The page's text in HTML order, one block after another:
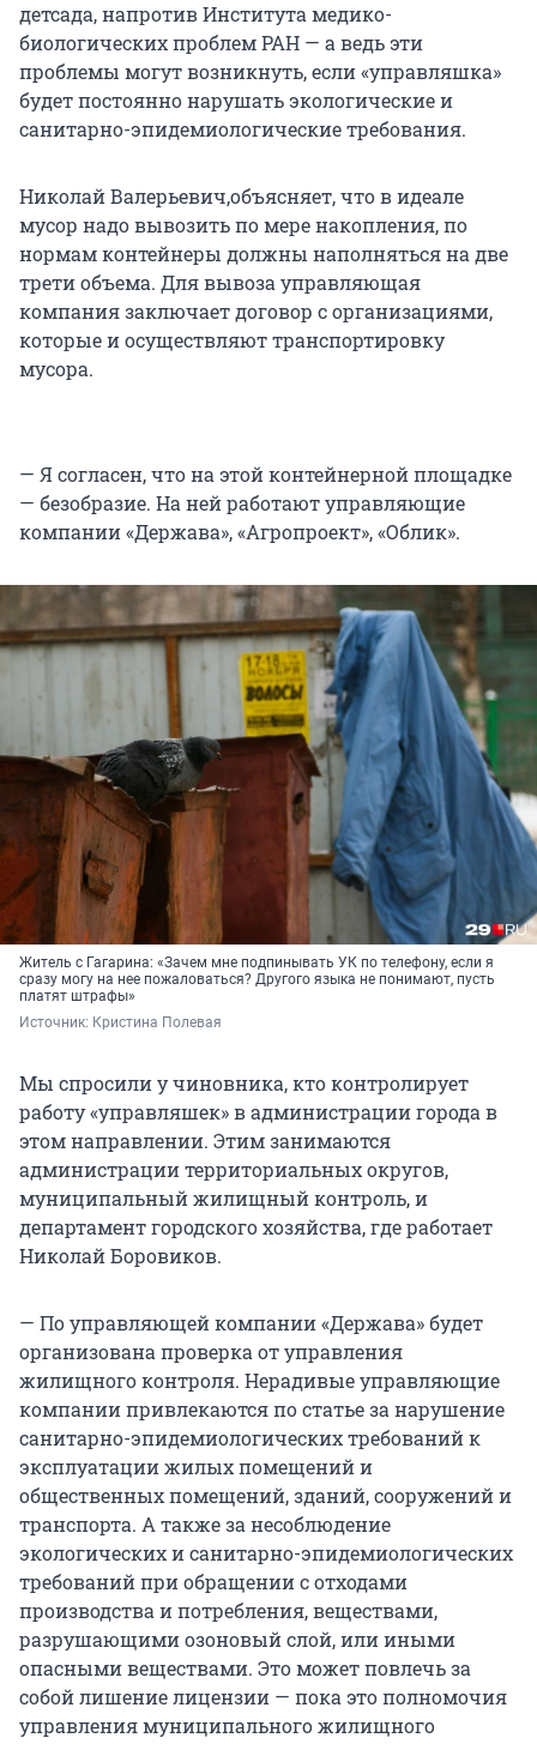
детсада, напротив Института медико-
биологических проблем РАН — а ведь эти
проблемы могут возникнуть, если «управляшка»
будет постоянно нарушать экологические и
санитарно-эпидемиологические требования.
Николай Валерьевич,объясняет, что в идеале
мусор надо вывозить по мере накопления, по
нормам контейнеры должны наполняться на две
трети объема. Для вывоза управляющая
компания заключает договор с организациями,
которые и осуществляют транспортировку
мусора.
— Я согласен, что на этой контейнерной площадке
— безобразие. На ней работают управляющие
компании «Держава», «Агропроект», «Облик».
Житель с Гагарина: «Зачем мне подпинывать УК по телефону, если я
сразу могу на нее пожаловаться? Другого языка не понимают, пусть
платят штрафы»
Источник: Кристина Полевая
Мы спросили у чиновника, кто контролирует
работу «управляшек» в администрации города в
этом направлении. Этим занимаются
администрации территориальных округов,
муниципальный жилищный контроль, и
департамент городского хозяйства, где работает
Николай Боровиков.
— По управляющей компании «Держава» будет
организована проверка от управления
жилищного контроля. Нерадивые управляющие
компании привлекаются по статье за нарушение
санитарно-эпидемиологических требований к
эксплуатации жилых помещений и
общественных помещений, зданий, сооружений и
транспорта. А также за несоблюдение
экологических и санитарно-эпидемиологических
требований при обращении с отходами
производства и потребления, веществами,
разрушающими озоновый слой, или иными
опасными веществами. Это может повлечь за
собой лишение лицензии — пока это полномочия
управления муниципального жилищного